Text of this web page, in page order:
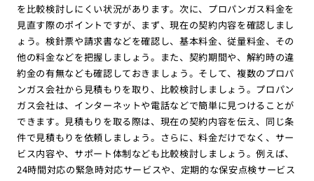
を比較検討しにくい状況があります。次に、プロパンガス料金を
見直す際のポイントですが、まず、現在の契約内容を確認しまし
ょう。検針票や請求書などを確認し、基本料金、従量料金、その
他の料金などを把握しましょう。また、契約期間や、解約時の違
約金の有無なども確認しておきましょう。そして、複数のプロパ
ンガス会社から見積もりを取り、比較検討しましょう。プロパン
ガス会社は、インターネットや電話などで簡単に見つけることが
できます。見積もりを取る際は、現在の契約内容を伝え、同じ条
件で見積もりを依頼しましょう。さらに、料金だけでなく、サー
ビス内容や、サポート体制なども比較検討しましょう。例えば、
24時間対応の緊急時対応サービスや、定期的な保安点検サービス